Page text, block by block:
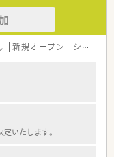
新規オープン シフト制
いたします。